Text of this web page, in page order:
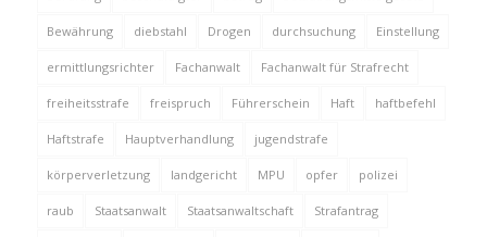
Bewährung diebstahl Drogen durchsuchung Einstellung
ermittlungsrichter Fachanwalt Fachanwalt für Strafrecht
freiheitsstrafe freispruch Führerschein Haft haftbefehl
Haftstrafe Hauptverhandlung jugendstrafe
körperverletzung landgericht MPU opfer polizei
raub Staatsanwalt Staatsanwaltschaft Strafantrag